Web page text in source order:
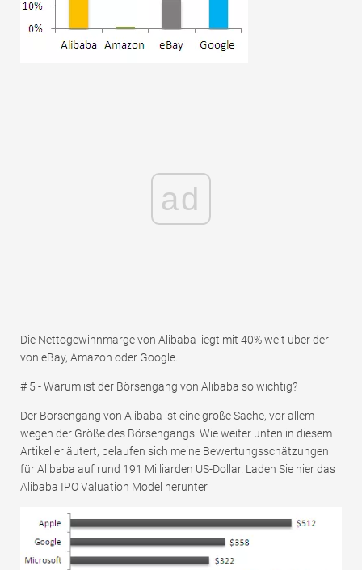
ad
Die Nettogewinnmarge von Alibaba liegt mit 40% weit über der
von eBay, Amazon oder Google.
# 5 - Warum ist der Börsengang von Alibaba so wichtig?
Der Börsengang von Alibaba ist eine große Sache, vor allem
wegen der Größe des Börsengangs. Wie weiter unten in diesem
Artikel erläutert, belaufen sich meine Bewertungsschätzungen
für Alibaba auf rund 191 Milliarden US-Dollar. Laden Sie hier das
Alibaba IPO Valuation Model herunter